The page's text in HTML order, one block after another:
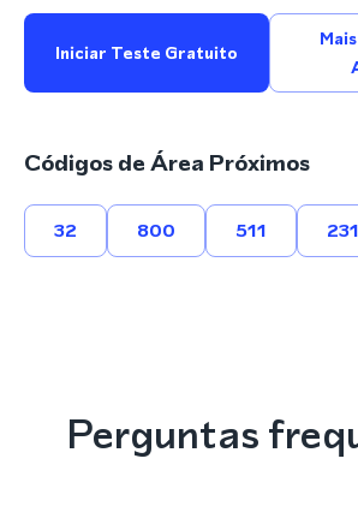
Iniciar Teste Gratuito
Códigos de Área Próximos
32 800 511 231
Perguntas